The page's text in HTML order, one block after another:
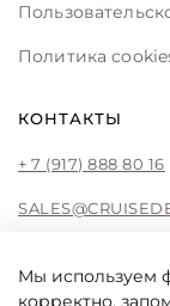
Политика
КОНТАКТЫ
+ 7 (917) 888 80 16
Мы используем
корректно,